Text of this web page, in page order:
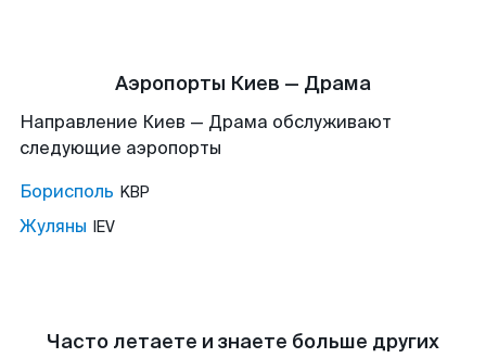
Аэропорты Киев — Драма
Направление Киев — Драма обслуживают
следующие аэропорты
Борисполь KBP
Жуляны IEV
Часто летаете и знаете больше других